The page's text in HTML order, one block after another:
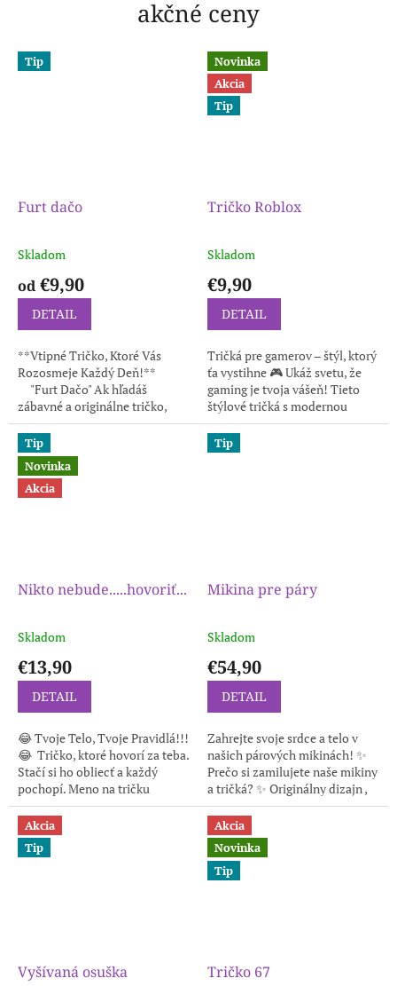
akčné ceny
Tip
Furt dačo
Skladom
od€9,90
DETAIL
**Vtipné Tričko, Ktoré Vás
Rozosmeje Každý Deň!**
"Furt Dačo" Ak hľadáš
zábavné a originálne tričko,
máme pre...
Novinka
Akcia
Tip
Tričko Roblox
Skladom
€9,90
DETAIL
Tričká pre gamerov – štýl, ktorý
ťa vystihne 🎮 Ukáž svetu, že
gaming je tvoja vášeň! Tieto
štýlové tričká s modernou
hernou grafikou sú ako
stvorené pre každého fanúšika
hier....
Tip
Novinka
Akcia
Nikto nebude.....hovoriť...
Skladom
€13,90
DETAIL
😂 Tvoje Telo, Tvoje Pravidlá!!!
😂 Tričko, ktoré hovorí za teba.
Stačí si ho obliecť a každý
pochopí. Meno na tričku
samozrejme upravíme podľa
vašich potrieb, treba...
Tip
Mikina pre páry
Skladom
€54,90
DETAIL
Zahrejte svoje srdce a telo v
našich párových mikinách! ✨
Prečo si zamilujete naše mikiny
a tričká? ✨ Originálny dizajn ,
Vyrobené z kvalitného
materiálu Pohodlné a...
Akcia
Tip
Vyšívaná osuška
Akcia
Novinka
Tip
Tričko 67